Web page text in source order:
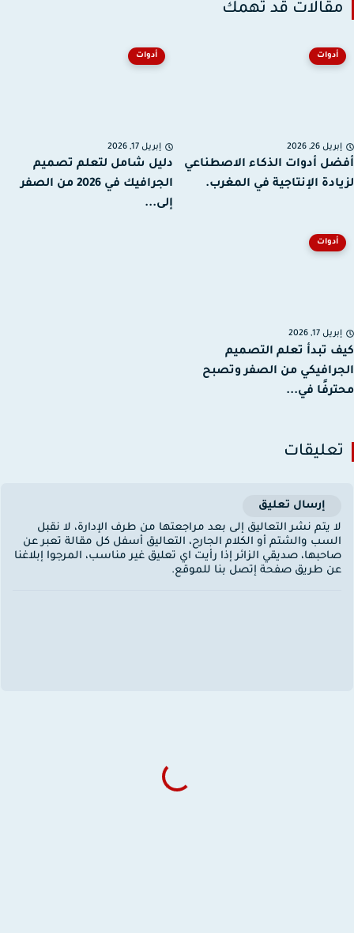
قد تهمك
أدوات
26, 2026
أدوات الذكاء الاصطناعي
الإنتاجية في المغرب.
أدوات
إبريل 17, 2026
دليل شامل لتعلم تصميم
الجرافيك في 2026 من الصفر
إلى...
أدوات
17, 2026
تبدأ تعلم التصميم
من الصفر وتصبح
في...
إرسال تعليق
يتم نشر التعاليق إلى بعد مراجعتها من طرف الإدارة، لا نقبل
والشتم أو الكلام الجارح، التعاليق أسفل كل مقالة تعبر عن
صديقي الزائر إذا رأيت اي تعليق غير مناسب، المرجوا إبلاغنا
طريق صفحة إتصل بنا للموقع.